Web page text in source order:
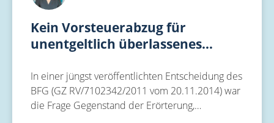
Kein Vorsteuerabzug für
unentgeltlich überlassenes…
In einer jüngst veröffentlichten Entscheidung des
BFG (GZ RV/7102342/2011 vom 20.11.2014) war
die Frage Gegenstand der Erörterung,…